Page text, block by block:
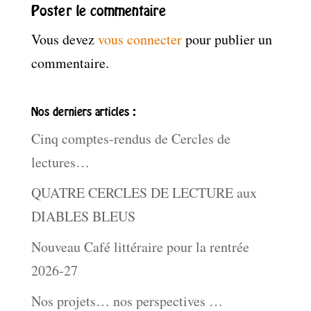
Poster le commentaire
Vous devezvous connecterpour publier un
commentaire.
Nos derniers articles :
Cinq comptes-rendus de Cercles de
lectures…
QUATRE CERCLES DE LECTURE aux
DIABLES BLEUS
Nouveau Café littéraire pour la rentrée
2026-27
Nos projets… nos perspectives …